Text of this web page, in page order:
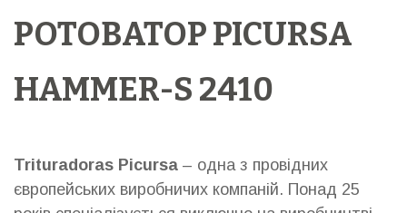
РОТОВАТОР PICURSA
HAMMER-S 2410
Trituradoras Picursa – одна з провідних
європейських виробничих компаній. Понад 25